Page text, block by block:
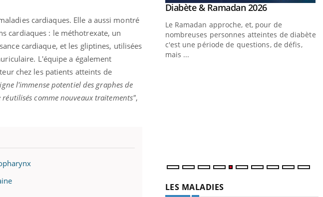
cardiaques. Elle a aussi montré
cardiaques : le méthotrexate, un
cardiaque, et les gliptines, utilisées
L'équipe a également
chez les patients atteints de
l'immense potentiel des graphes de
comme nouveaux traitements",
2
préparer pour l’été ! Youtube
L'été arrive… et avec lui, un tout nouveau
rythme de vie ! Vacances, plage, piscine,
soleil, activités en plein air… Nos mains sont
...
Youtube
Diabète & Ramadan 2026Youtube
Le Ramadan approche, et, pour de
nombreuses personnes atteintes de diabète,
c'est une période de questions, de défis,
mais ...
LES MALADIES